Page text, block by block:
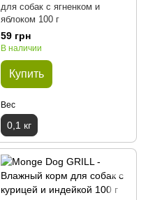
для собак с ягненком и
яблоком 100 г
59 грн
В наличии
Купить
Вес
0,1 кг